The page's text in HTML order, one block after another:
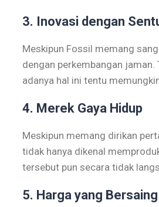
3. Inovasi dengan
Meskipun Fossil memang
dengan perkembangan
adanya hal ini tentu
4. Merek Gaya Hidup
Meskipun memang dirikan
tidak hanya dikenal
tersebut pun secara tidak
5. Harga yang Bersaing